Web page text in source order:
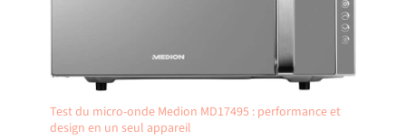
Test du micro-onde Medion MD17495 : performance et
design en un seul appareil